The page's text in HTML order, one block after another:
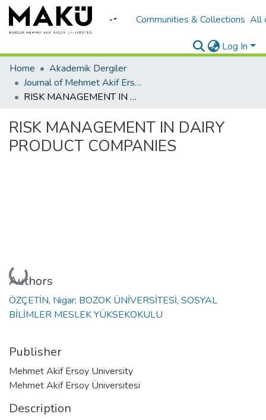
Communities & Collections All
Log In
Home
Akademik Dergiler
Journal of Mehmet Akif Ersoy University Economics and Administrative Sciences Faculty
RISK MANAGEMENT IN DAIRY PRODUCT COMPANIES
RISK MANAGEMENT IN DAIRY
PRODUCT COMPANIES
Loading...
Authors
ÖZÇETİN, Nigar; BOZOK ÜNİVERSİTESİ, SOSYAL
BİLİMLER MESLEK YÜKSEKOKULU
Publisher
Mehmet Akif Ersoy University
Mehmet Akif Ersoy Üniversitesi
Description